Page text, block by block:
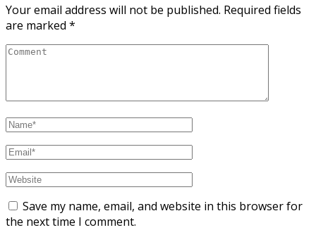
Your email address will not be published. Required fields
are marked *
Save my name, email, and website in this browser for
the next time I comment.